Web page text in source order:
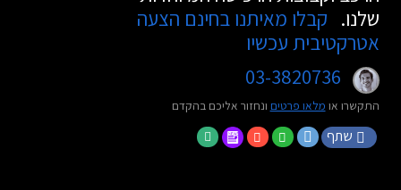
שלנו. קבלו מאיתנו בחינם הצעה
אטרקטיבית עכשיו
03-3820736
התקשרו או מלאו פרטים ונחזור אליכם בהקדם
שתף